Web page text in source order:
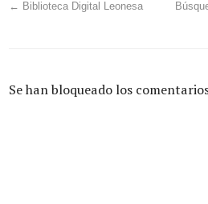
← Biblioteca Digital Leonesa
Se han bloqueado los